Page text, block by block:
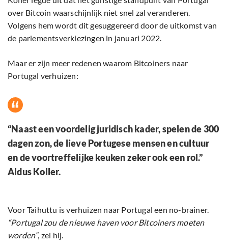
over Bitcoin waarschijnlijk niet snel zal veranderen.
Volgens hem wordt dit gesuggereerd door de uitkomst van
de parlementsverkiezingen in januari 2022.
Maar er zijn meer redenen waarom Bitcoiners naar
Portugal verhuizen:
“Naast een voordelig juridisch kader, spelen de 300
dagen zon, de lieve Portugese mensen en cultuur
en de voortreffelijke keuken zeker ook een rol.”
Aldus Koller.
Voor Taihuttu is verhuizen naar Portugal een no-brainer.
“Portugal zou de nieuwe haven voor Bitcoiners moeten
worden”, zei hij.